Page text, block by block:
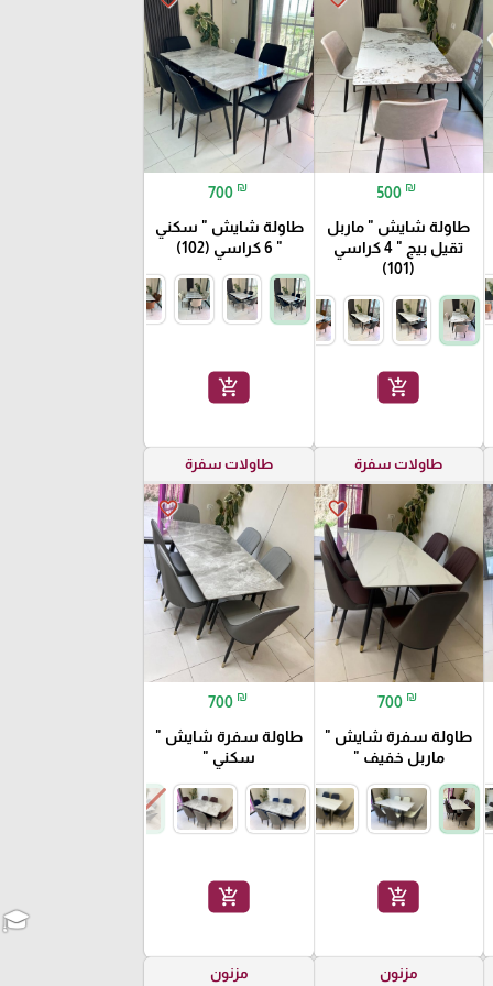
500 ₪
طاولة شايش " ماربل
تقيل بيج " 4 كراسي
(101)
add_shopping_cart
700 ₪
طاولة شايش " سكني
" 6 كراسي (102)
add_shopping_cart
طاولات سفرة
favorite_border
700 ₪
طاولة سفرة شايش "
ماربل خفيف "
add_shopping_cart
طاولات سفرة
favorite_border
700 ₪
طاولة سفرة شايش "
سكني "
add_shopping_cart
مزنون مزنون